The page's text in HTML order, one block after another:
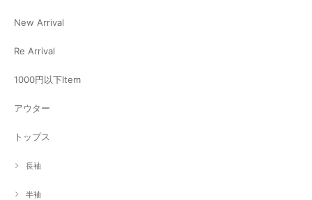
New Arrival
Re Arrival
1000円以下Item
アウター
トップス
長袖
半袖